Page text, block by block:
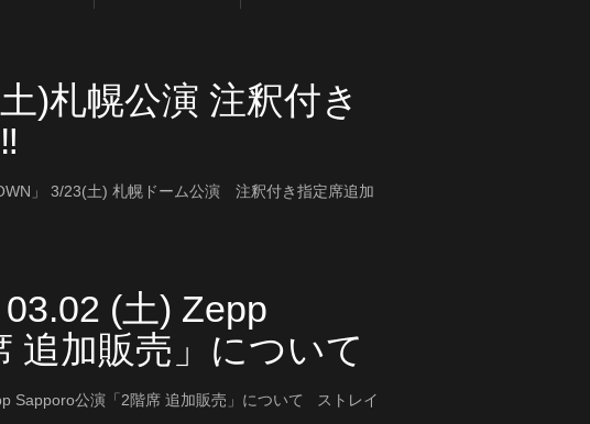
)札幌公演 注釈付き
」 3/23(土) 札幌ドーム公演 注釈付き指定席追加
(土) Zepp
追加販売」について
Sapporo公演「2階席 追加販売」について ストレイ